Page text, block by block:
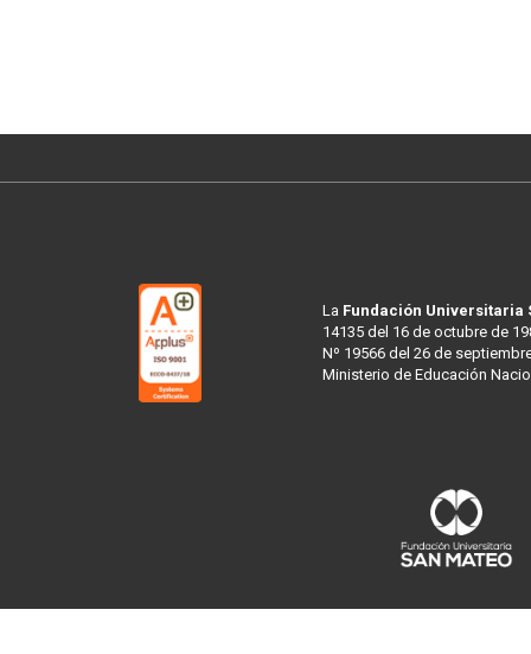
La Fundación Universitaria
14135 del 16 de octubre de
Nº 19566 del 26 de
Ministerio de Educación